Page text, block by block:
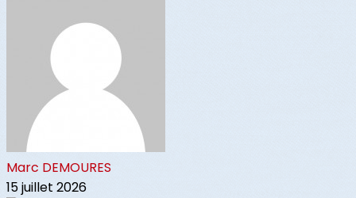
Marc DEMOURES
15 juillet 2026